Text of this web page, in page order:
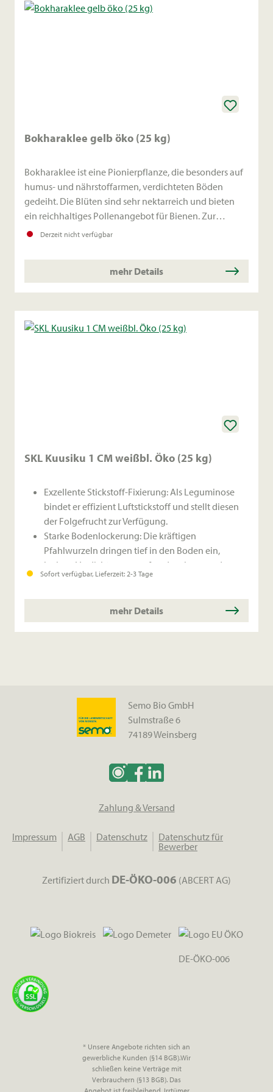
Bokharaklee gelb öko (25 kg)
Bokharaklee ist eine Pionierpflanze, die besonders auf
humus- und nährstoffarmen, verdichteten Böden
gedeiht. Die Blüten sind sehr nektarreich und bieten
ein reichhaltiges Pollenangebot für Bienen. Zur
Verfütterung aufgrund des hohen Cumaringehaltes
Derzeit nicht verfügbar
mehr Details
SKL Kuusiku 1 CM weißbl. Öko (25 kg)
Exzellente Stickstoff-Fixierung: Als Leguminose
bindet er effizient Luftstickstoff und stellt diesen
der Folgefrucht zur Verfügung.
Starke Bodenlockerung: Die kräftigen
Pfahlwurzeln dringen tief in den Boden ein,
lockern Verdichtungen auf und verbessern den
Wasserhaushalt.
durch eine zügige Jugendentwicklung.
Sofort verfügbar, Lieferzeit: 2-3 Tage
mehr Details
Semo Bio GmbH
Sulmstraße 6
74189 Weinsberg
Zahlung & Versand
Impressum AGB Datenschutz
Datenschutz für
Bewerber
Zertifiziert durch DE-ÖKO-006 (ABCERT AG)
DE-ÖKO-006
* Unsere Angebote richten sich an
gewerbliche Kunden (§14 BGB).Wir
schließen keine Verträge mit
Verbrauchern (§13 BGB). Das